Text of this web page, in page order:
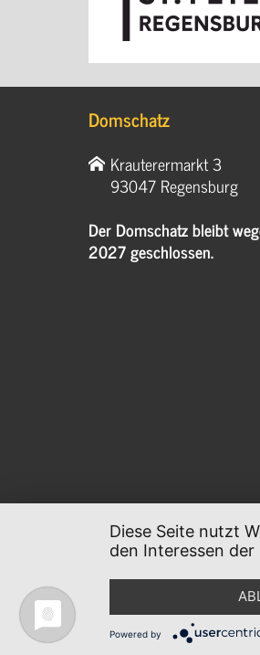
Domschatz
Krauterermarkt 3
93047 Regensburg
Der Domschatz bleibt
2027 geschlossen.
Diese Seite nutzt
den Interessen
Powered by